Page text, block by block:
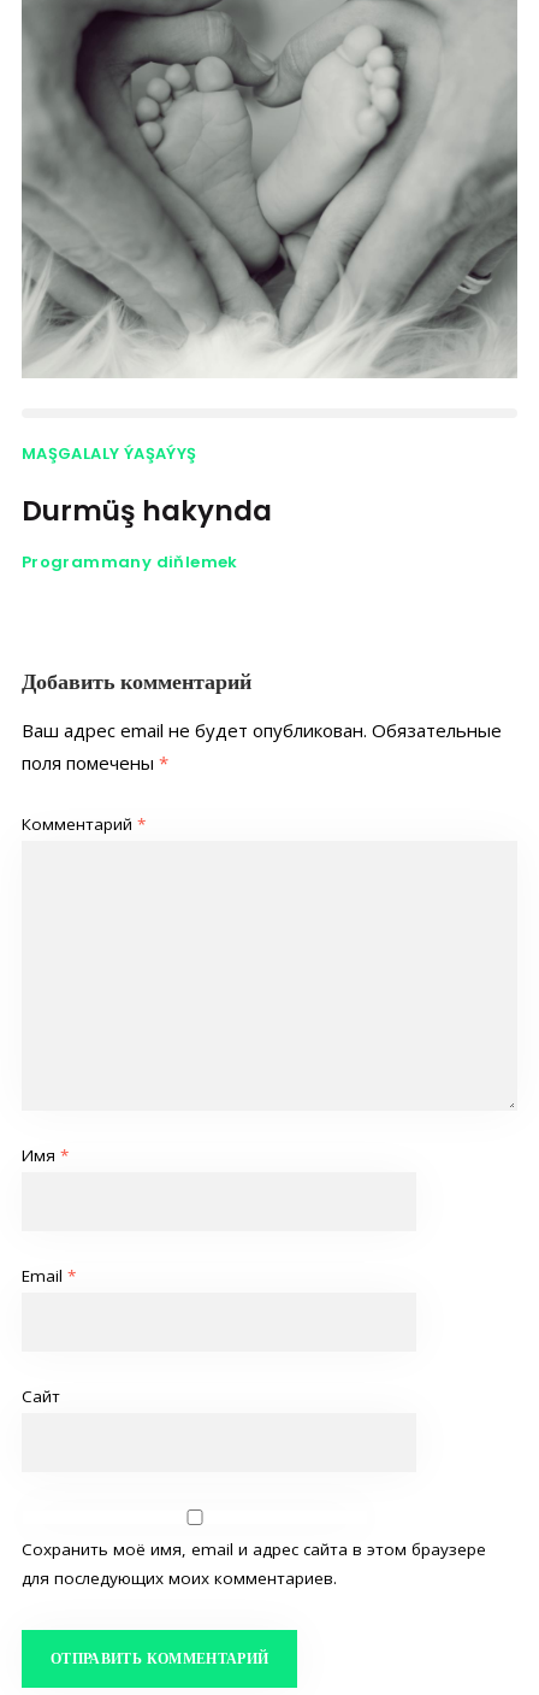
MAŞGALALY ÝAŞAÝYŞ
Durmüş hakynda
Programmany diňlemek
Добавить комментарий
Ваш адрес email не будет опубликован. Обязательные
поля помечены *
Комментарий *
Имя *
Email *
Сайт
Сохранить моё имя, email и адрес сайта в этом браузере
для последующих моих комментариев.